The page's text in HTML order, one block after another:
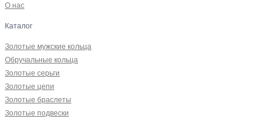
О нас
Каталог
Золотые мужские кольца
Обручальные кольца
Золотые серьги
Золотые цепи
Золотые браслеты
Золотые подвески